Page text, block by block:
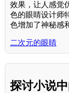
效果，让人感觉
色的眼睛设计师
色增加了神秘感
二次元的眼睛
探讨小说